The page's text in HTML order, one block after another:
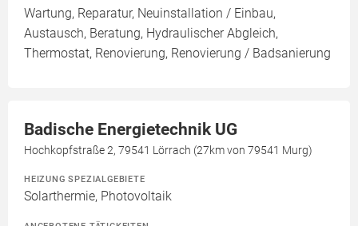
Wartung, Reparatur, Neuinstallation / Einbau,
Austausch, Beratung, Hydraulischer Abgleich,
Thermostat, Renovierung, Renovierung / Badsanierung
Badische Energietechnik UG
Hochkopfstraße 2, 79541 Lörrach (27km von 79541 Murg)
HEIZUNG SPEZIALGEBIETE
Solarthermie, Photovoltaik